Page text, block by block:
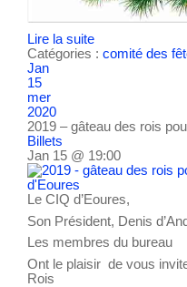
Lire la suite
Catégories : comité des
Jan
15
mer
2020
2019 – gâteau des rois
Billets
Jan 15 @ 19:00
Le CIQ d’Eoures,
Son Président, Denis
Les membres du bureau
Ont le plaisir de vous
Rois